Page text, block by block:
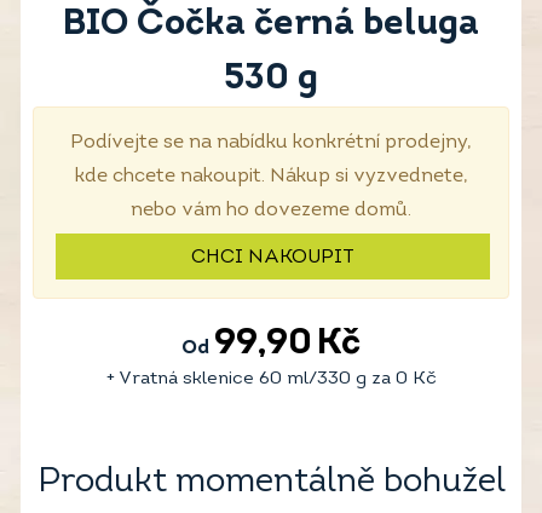
BIO Čočka černá beluga
530 g
Podívejte se na nabídku konkrétní prodejny,
kde chcete nakoupit. Nákup si vyzvednete,
nebo vám ho dovezeme domů.
CHCI NAKOUPIT
Od 99,90 Kč
+ Vratná sklenice 60 ml/330 g za 0 Kč
Produkt momentálně bohužel